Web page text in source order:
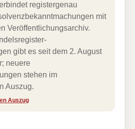
registergenau
mit
Veröffentlichungsarchiv.
gibt es seit dem 2. August
neuere
stehen im
Auszug.
Auszug